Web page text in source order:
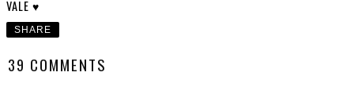
VALE ♥
SHARE
39 COMMENTS